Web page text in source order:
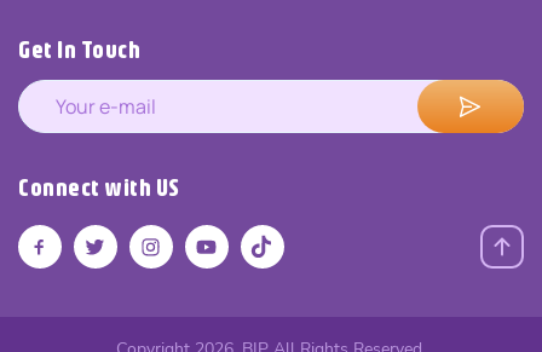
Get In Touch
Connect with US